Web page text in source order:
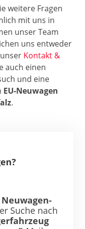
weitere Fragen
mit uns in
unser Team
uns entweder
Kontakt &
auch einen
und eine
EU-Neuwagen
.
Neuwagen-
Suche nach